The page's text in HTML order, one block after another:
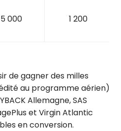
5 000 1 200
de gagner des milles
au programme aérien)
Allemagne, SAS
et Virgin Atlantic
en conversion.